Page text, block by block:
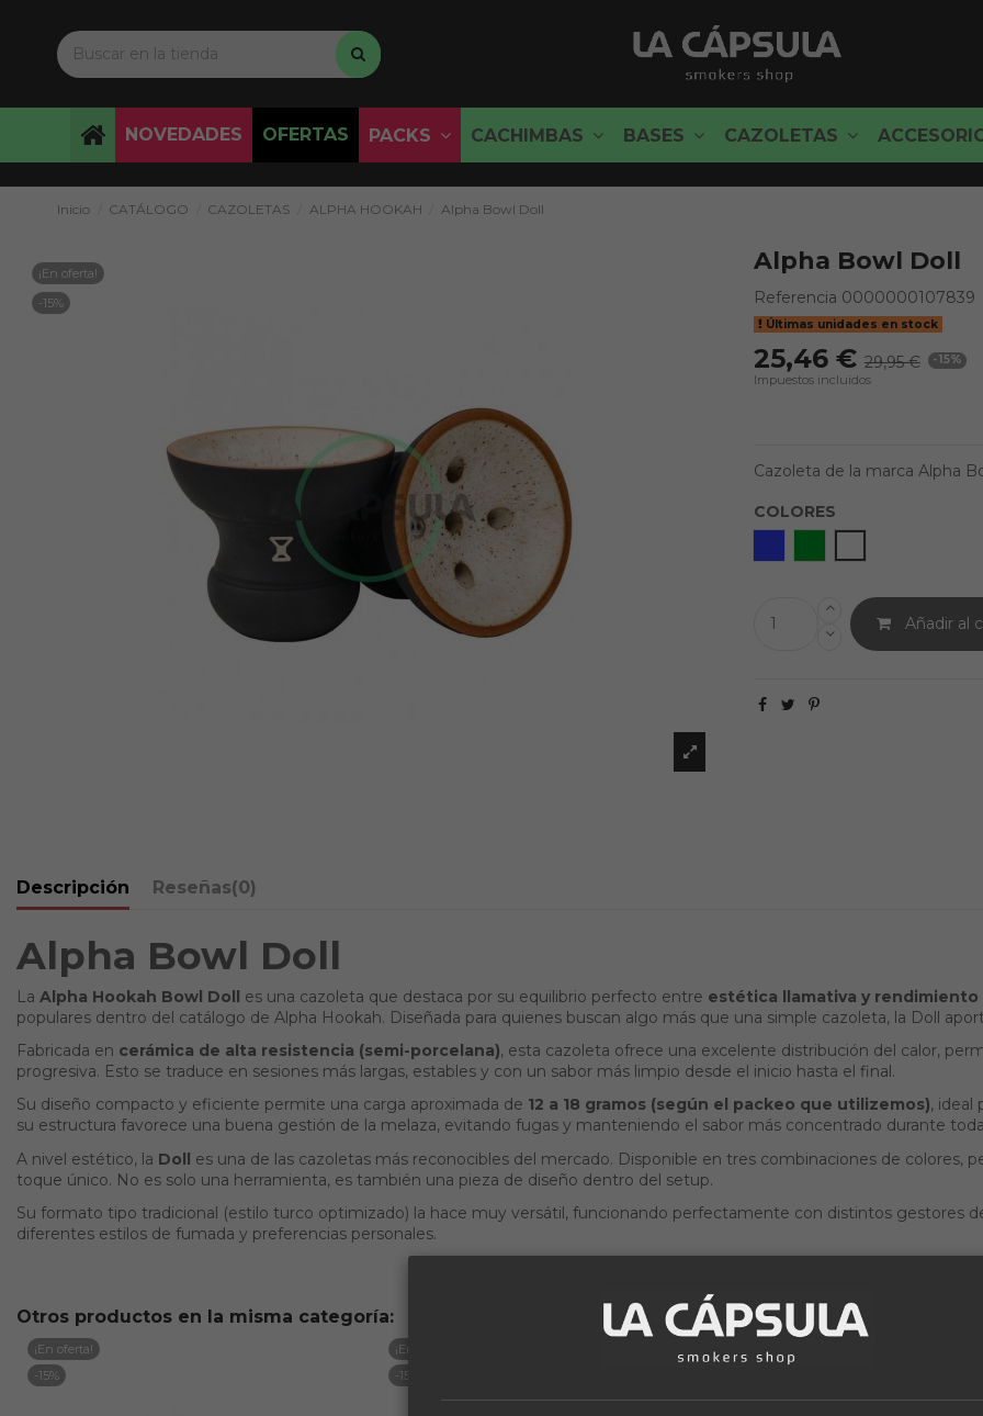
NOVEDADES OFERTAS PACKS CACHIMBAS BASES CAZOLETAS
Inicio CATÁLOGO CAZOLETAS ALPHA HOOKAH Alpha Bowl Doll
¡En oferta!
-15%
Alpha Bowl Doll
Referencia 0000000107839
Últimas unidades en stock
25,46 € 29,95 € -15%
Impuestos incluidos
Cazoleta de la marca Alpha
COLORES
Añadir al
Descripción Reseñas(0)
Alpha Bowl Doll
La Alpha Hookah Bowl Doll es una cazoleta que destaca por su equilibrio perfecto entre estética llamativa y
populares dentro del catálogo de Alpha Hookah. Diseñada para quienes buscan algo más que una simple cazoleta, la Doll
Fabricada en cerámica de alta resistencia (semi-porcelana), esta cazoleta ofrece una excelente distribución del calor,
progresiva. Esto se traduce en sesiones más largas, estables y con un sabor más limpio desde el inicio hasta el final.
Su diseño compacto y eficiente permite una carga aproximada de 12 a 18 gramos (según el packeo que utilizemos), ideal
su estructura favorece una buena gestión de la melaza, evitando fugas y manteniendo el sabor más concentrado durante
A nivel estético, la Doll es una de las cazoletas más reconocibles del mercado. Disponible en tres combinaciones de
toque único. No es solo una herramienta, es también una pieza de diseño dentro del setup.
Su formato tipo tradicional (estilo turco optimizado) la hace muy versátil, funcionando perfectamente con distintos gestores
diferentes estilos de fumada y preferencias personales.
Otros productos en la misma categoría:
¡En oferta!
-15%
¡En oferta!
-15%
¡En oferta!